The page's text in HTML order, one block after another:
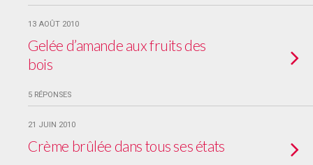
13 AOÛT 2010
Gelée d’amande aux fruits des
bois
5 RÉPONSES
21 JUIN 2010
Crème brûlée dans tous ses états